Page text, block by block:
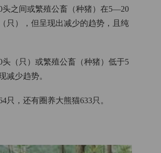
之间或繁殖公畜（种猪）在5—20
只），但呈现出减少的趋势，且纯
（只）或繁殖公畜（种猪）低于5
减少趋势。
只，还有圈养大熊猫633只。